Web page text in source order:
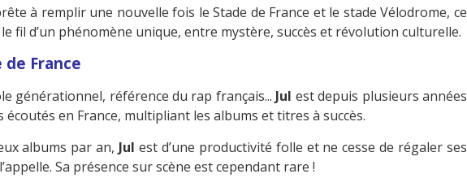
à remplir une nouvelle fois le Stade de France et le stade Vélodrome, ce
fil d’un phénomène unique, entre mystère, succès et révolution culturelle.
de France
générationnel, référence du rap français... Jul est depuis plusieurs années
en France, multipliant les albums et titres à succès.
albums par an, Jul est d’une productivité folle et ne cesse de régaler ses
Sa présence sur scène est cependant rare !